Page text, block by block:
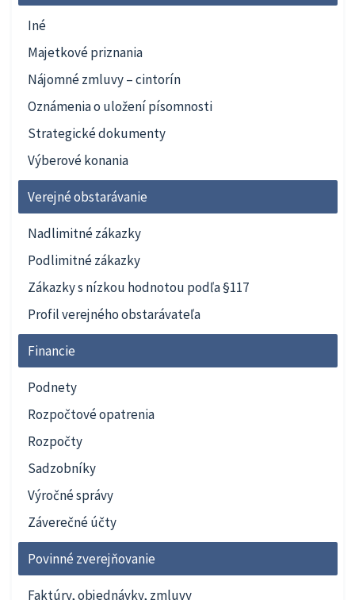
Iné
Majetkové priznania
Nájomné zmluvy – cintorín
Oznámenia o uložení písomnosti
Strategické dokumenty
Výberové konania
Verejné obstarávanie
Nadlimitné zákazky
Podlimitné zákazky
Zákazky s nízkou hodnotou podľa §117
Profil verejného obstarávateľa
Financie
Podnety
Rozpočtové opatrenia
Rozpočty
Sadzobníky
Výročné správy
Záverečné účty
Povinné zverejňovanie
Faktúry, objednávky, zmluvy